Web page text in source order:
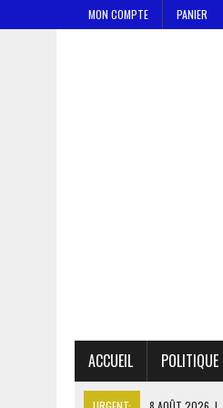
MON COMPTE PANIER
ACCUEIL POLITIQUE